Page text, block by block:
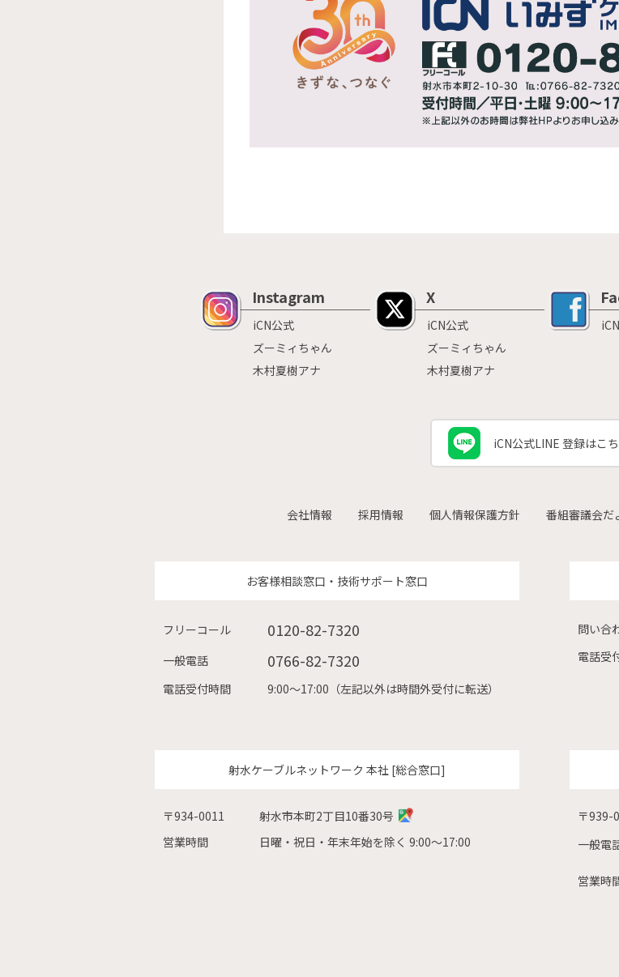
Instagram
iCN公式
ズーミィちゃん
木村夏樹アナ
X
iCN公式
ズーミィちゃん
木村夏樹アナ
iCN公式LINE 登録はこ
会社情報 採用情報 個人情報保護方針 番組審議会だ
お客様相談窓口・技術サポート窓口
フリーコール 0120-82-7320
一般電話 0766-82-7320
電話受付時間 9:00〜17:00（左記以外は時間外受付に転送）
問い合
電話受
射水ケーブルネットワーク 本社 [総合窓口]
〒934-0011
射水市本町2丁目10番30号
営業時間
日曜・祝日・年末年始を除く 9:00〜17:00
〒939-
一般電
営業時